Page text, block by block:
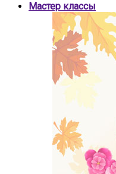
Мастер классы